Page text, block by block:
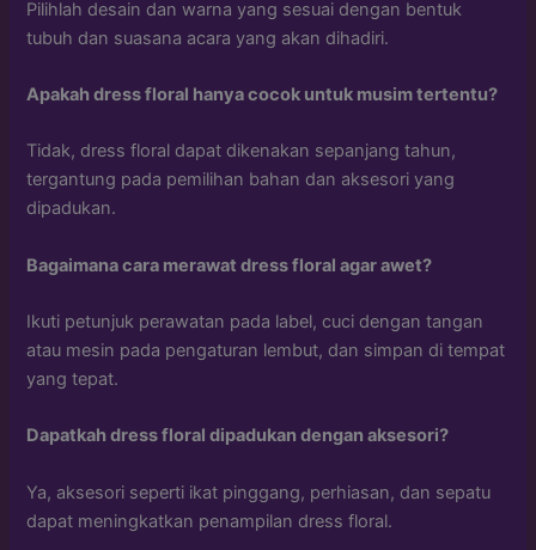
Pilihlah desain dan warna yang sesuai dengan bentuk
tubuh dan suasana acara yang akan dihadiri.
Apakah dress floral hanya cocok untuk musim tertentu?
Tidak, dress floral dapat dikenakan sepanjang tahun,
tergantung pada pemilihan bahan dan aksesori yang
dipadukan.
Bagaimana cara merawat dress floral agar awet?
Ikuti petunjuk perawatan pada label, cuci dengan tangan
atau mesin pada pengaturan lembut, dan simpan di tempat
yang tepat.
Dapatkah dress floral dipadukan dengan aksesori?
Ya, aksesori seperti ikat pinggang, perhiasan, dan sepatu
dapat meningkatkan penampilan dress floral.